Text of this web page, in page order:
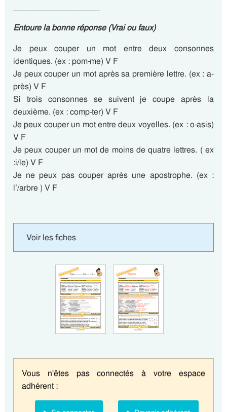
Entoure la bonne réponse (Vrai ou faux)
Je peux couper un mot entre deux consonnes
identiques. (ex : pom-me) V F
Je peux couper un mot après sa première lettre. (ex : a-
près) V F
Si trois consonnes se suivent je coupe après la
deuxième. (ex : comp-ter) V F
Je peux couper un mot entre deux voyelles. (ex : o-asis)
V F
Je peux couper un mot de moins de quatre lettres. ( ex
:i/le) V F
Je ne peux pas couper après une apostrophe. (ex :
l’/arbre ) V F
Voir les fiches
Vous n'êtes pas connectés à votre espace
adhérent :